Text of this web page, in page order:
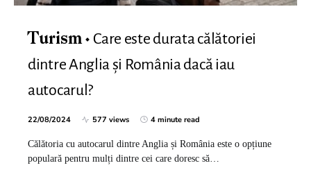
Turism
Care este durata călătoriei
dintre Anglia și România dacă iau
autocarul?
22/08/2024 577 views 4 minute read
Călătoria cu autocarul dintre Anglia și România este o opțiune
populară pentru mulți dintre cei care doresc să…